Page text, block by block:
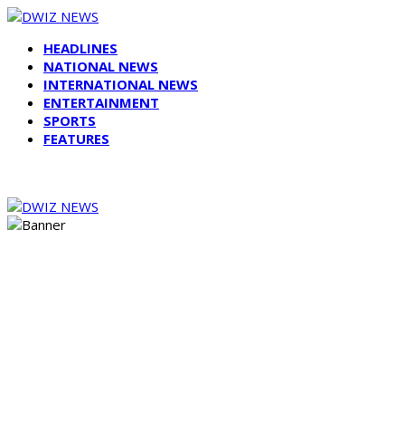
HEADLINES
NATIONAL NEWS
INTERNATIONAL NEWS
ENTERTAINMENT
SPORTS
FEATURES